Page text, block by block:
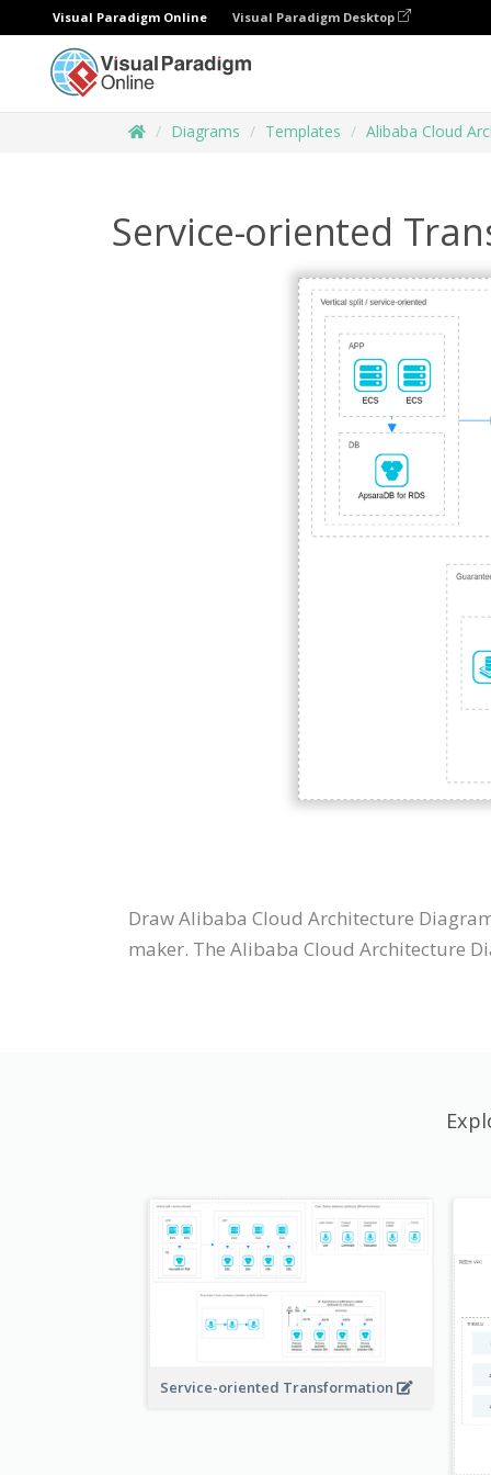
Visual Paradigm Online Visual Paradigm Desktop
Diagrams Templates Alibaba Cloud
Service-oriented
Draw Alibaba Cloud Architecture
maker. The Alibaba Cloud Architecture
Service-oriented Transformation